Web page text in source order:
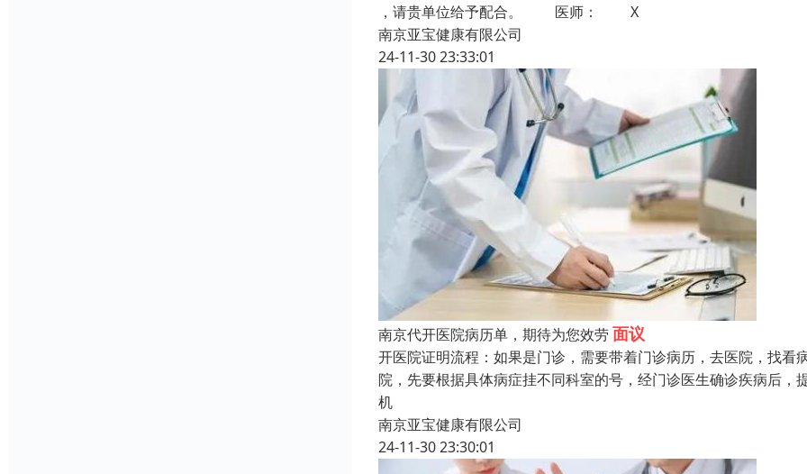
，请贵单位给予配合。 医师： X
南京亚宝健康有限公司
24-11-30 23:33:01
南京代开医院病历单，期待为您效劳面议
开医院证明流程：如果是门诊，需要带着门诊病历，去医院，找
院，先要根据具体病症挂不同科室的号，经门诊医生确诊疾病后
机
南京亚宝健康有限公司
24-11-30 23:30:01